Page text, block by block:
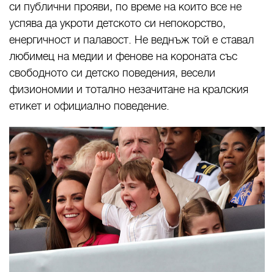
си публични прояви, по време на които все не
успява да укроти детското си непокорство,
енергичност и палавост. Не веднъж той е ставал
любимец на медии и фенове на короната със
свободното си детско поведения, весели
физиономии и тотално незачитане на кралския
етикет и официално поведение.